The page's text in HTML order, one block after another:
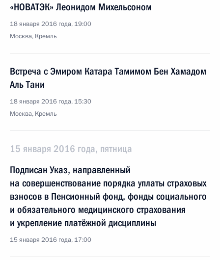
«НОВАТЭК» Леонидом Михельсоном
18 января 2016 года, 19:00
Москва, Кремль
Встреча с Эмиром Катара Тамимом Бен Хамадом
Аль Тани
18 января 2016 года, 15:30
Москва, Кремль
15 января 2016 года, пятница
Подписан Указ, направленный
на совершенствование порядка уплаты страховых
взносов в Пенсионный фонд, фонды социального
и обязательного медицинского страхования
и укрепление платёжной дисциплины
15 января 2016 года, 17:00